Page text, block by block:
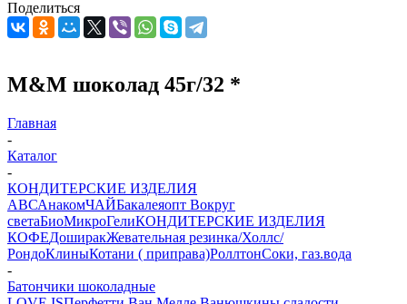
Поделиться
М&М шоколад 45г/32 *
Главная
-
Каталог
-
КОНДИТЕРСКИЕ ИЗДЕЛИЯ
АВСАнакомЧАЙБакалеяопт Вокруг
светаБиоМикроГелиКОНДИТЕРСКИЕ ИЗДЕЛИЯ
КОФЕДоширакЖевательная резинка/Холлс/
РондоКлиныКотани ( приправа)РоллтонСоки, газ.вода
-
Батончики шоколадные